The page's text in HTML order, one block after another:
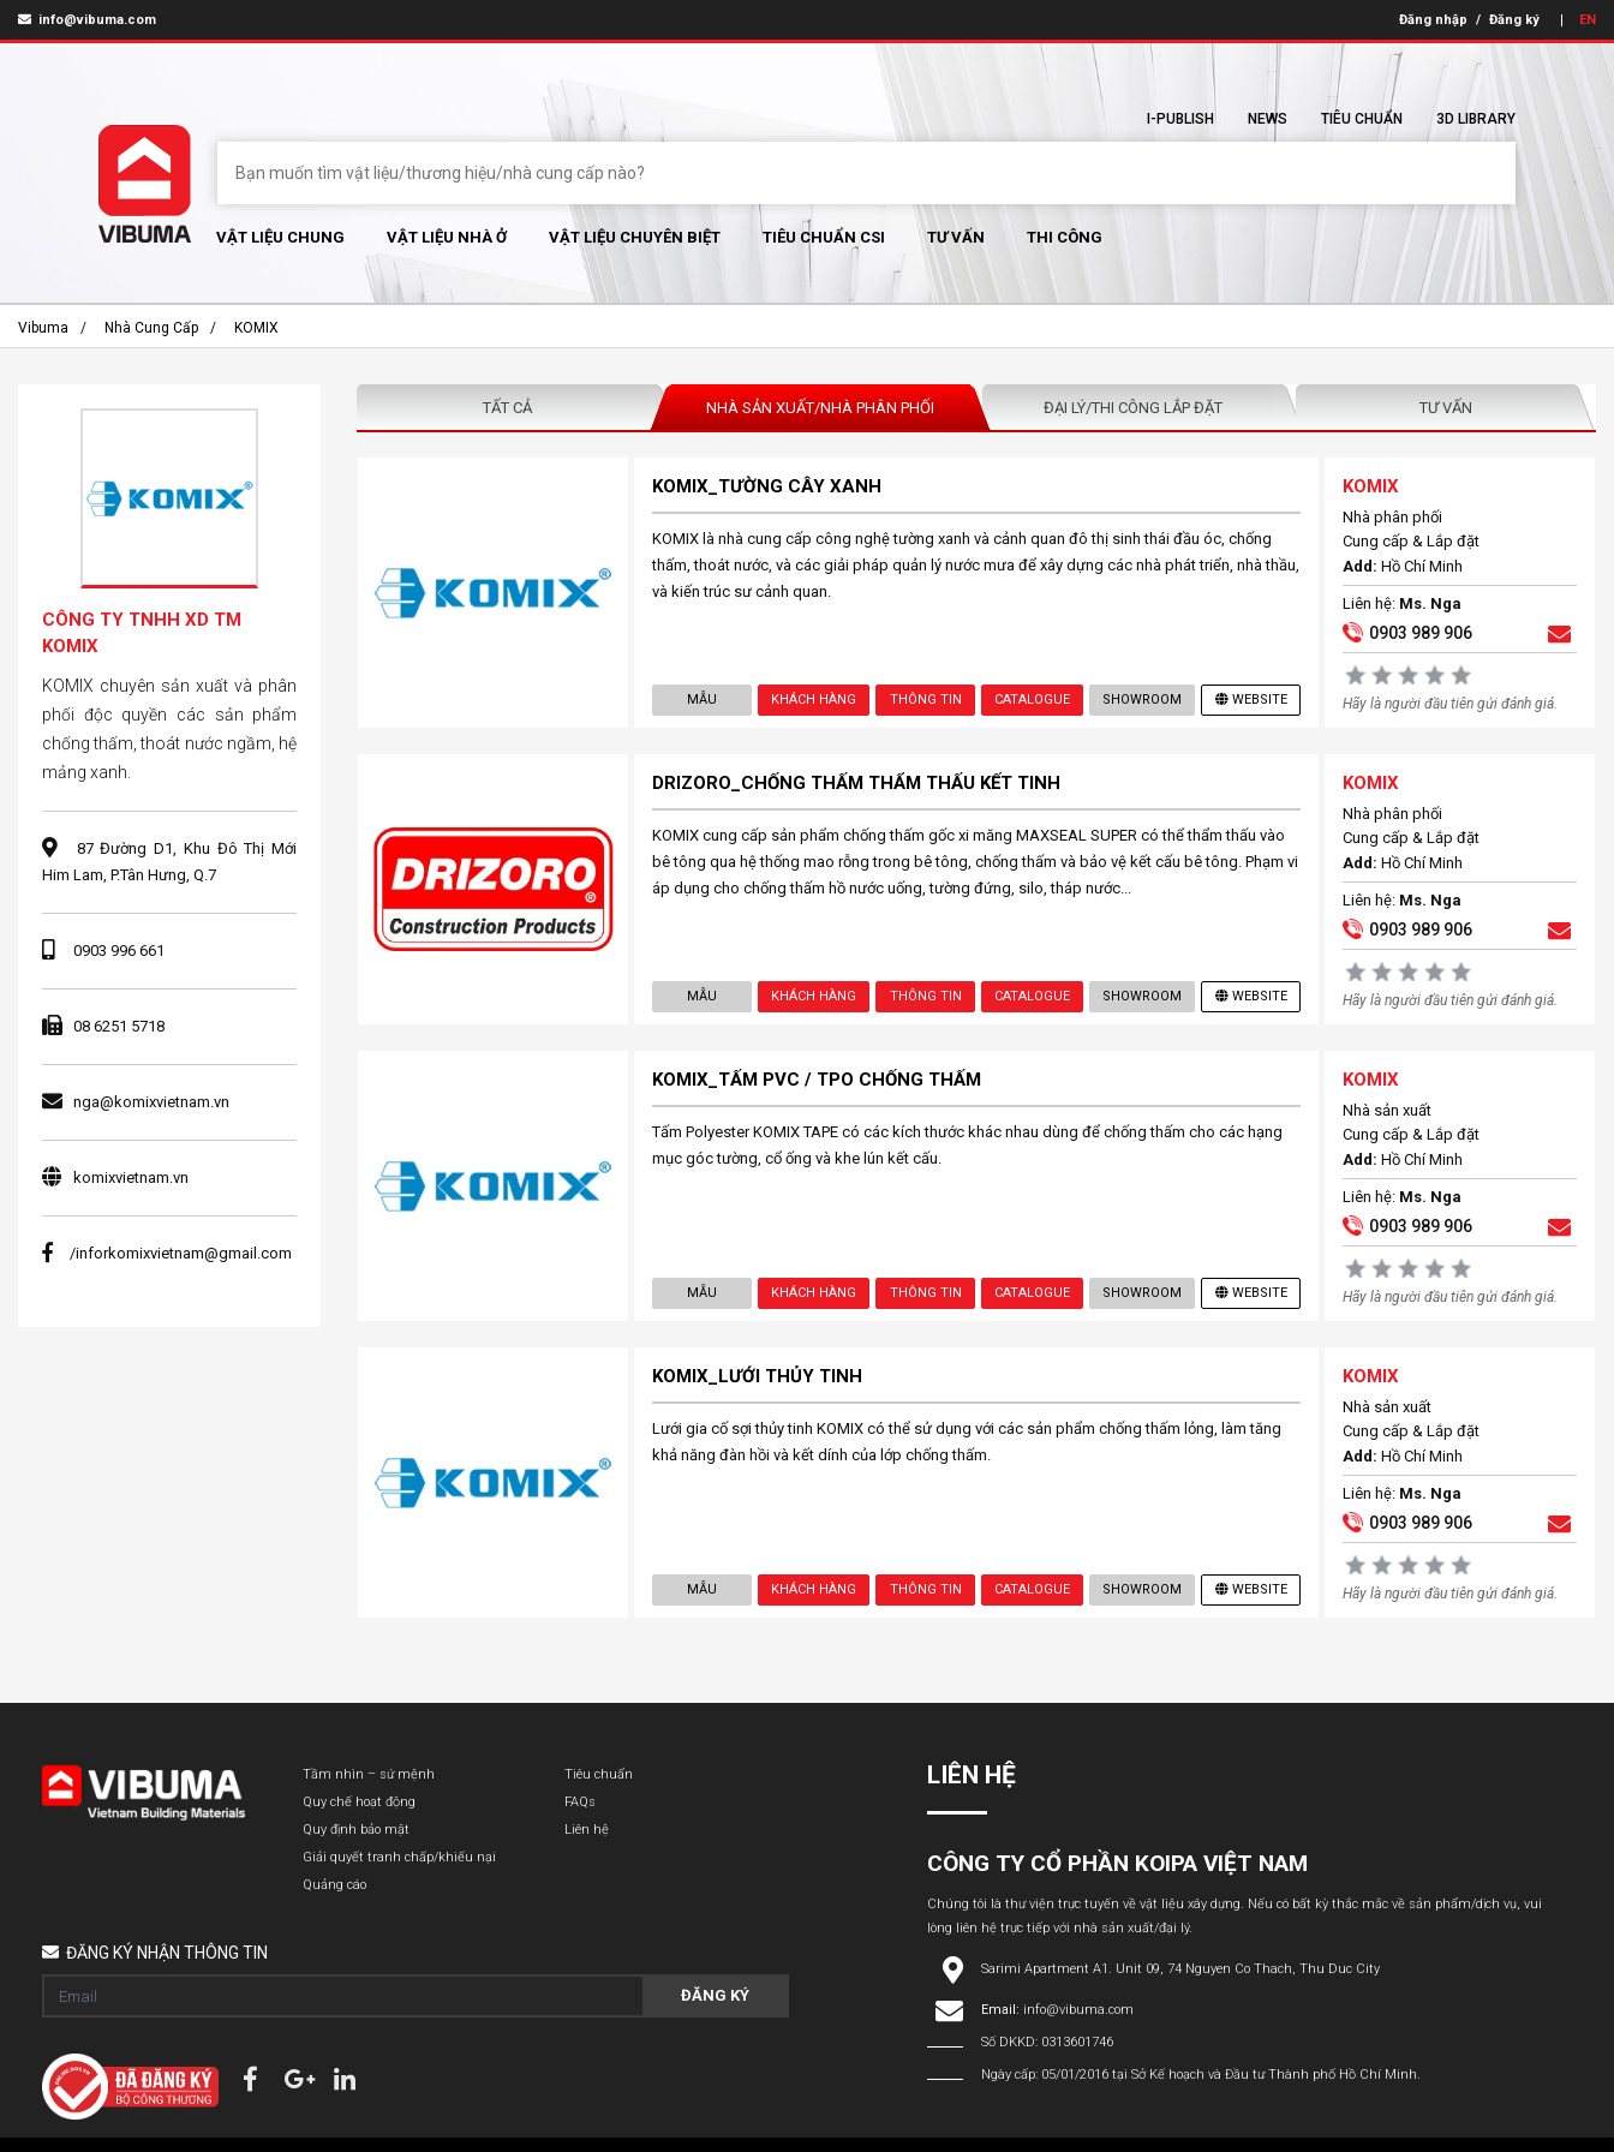
info@vibuma.com Đăng nhập / Đăng ký EN
I-PUBLISH NEWS TIÊU CHUẨN 3D LIBRARY
VẬT LIỆU CHUNG VẬT LIỆU NHÀ Ở VẬT LIỆU CHUYÊN BIỆT TIÊU CHUẨN CSI TƯ VẤN THI CÔNG
Vibuma Nhà Cung Cấp KOMIX
TẤT CẢ NHÀ SẢN XUẤT/NHÀ PHÂN PHỐI ĐẠI LÝ/THI CÔNG LẮP ĐẶT TƯ VẤN
KOMIX_TƯỜNG CÂY XANH
KOMIX là nhà cung cấp công nghệ tường xanh và cảnh quan đô thị sinh thái đầu óc, chống
thấm, thoát nước, và các giải pháp quản lý nước mưa để xây dựng các nhà phát triển, nhà thầu,
và kiến trúc sư cảnh quan.
MẪU KHÁCH HÀNG THÔNG TIN CATALOGUE SHOWROOM WEBSITE
KOMIX
Nhà phân phối
Cung cấp & Lắp đặt
Add: Hồ Chí Minh
Liên hệ: Ms. Nga
0903 989 906
Hãy là người đầu tiên gửi đánh giá.
DRIZORO_CHỐNG THẤM THẨM THẤU KẾT TINH
KOMIX cung cấp sản phẩm chống thấm gốc xi măng MAXSEAL SUPER có thể thẩm thấu vào
bê tông qua hệ thống mao rỗng trong bê tông, chống thấm và bảo vệ kết cấu bê tông. Phạm vi
áp dụng cho chống thấm hồ nước uống, tường đứng, silo, tháp nước...
MẪU KHÁCH HÀNG THÔNG TIN CATALOGUE SHOWROOM WEBSITE
KOMIX
Nhà phân phối
Cung cấp & Lắp đặt
Add: Hồ Chí Minh
Liên hệ: Ms. Nga
0903 989 906
Hãy là người đầu tiên gửi đánh giá.
KOMIX_TẤM PVC / TPO CHỐNG THẤM
Tấm Polyester KOMIX TAPE có các kích thước khác nhau dùng để chống thấm cho các hạng
mục góc tường, cổ ống và khe lún kết cấu.
MẪU KHÁCH HÀNG THÔNG TIN CATALOGUE SHOWROOM WEBSITE
KOMIX
Nhà sản xuất
Cung cấp & Lắp đặt
Add: Hồ Chí Minh
Liên hệ: Ms. Nga
0903 989 906
Hãy là người đầu tiên gửi đánh giá.
KOMIX_LƯỚI THỦY TINH
Lưới gia cố sợi thủy tinh KOMIX có thể sử dụng với các sản phẩm chống thấm lỏng, làm tăng
khả năng đàn hồi và kết dính của lớp chống thấm.
MẪU KHÁCH HÀNG THÔNG TIN CATALOGUE SHOWROOM WEBSITE
KOMIX
Nhà sản xuất
Cung cấp & Lắp đặt
Add: Hồ Chí Minh
Liên hệ: Ms. Nga
0903 989 906
Hãy là người đầu tiên gửi đánh giá.
CÔNG TY TNHH XD TM
KOMIX
KOMIX chuyên sản xuất và phân
phối độc quyền các sản phẩm
chống thấm, thoát nước ngầm, hệ
mảng xanh.
87 Đường D1, Khu Đô Thị Mới
Him Lam, P.Tân Hưng, Q.7
0903 996 661
08 6251 5718
nga@komixvietnam.vn
komixvietnam.vn
/inforkomixvietnam@gmail.com
Tầm nhìn – sứ mệnh
Quy chế hoạt động
Quy định bảo mật
Giải quyết tranh chấp/khiếu nại
Quảng cáo
Tiêu chuẩn
FAQs
Liên hệ
ĐĂNG KÝ NHẬN THÔNG TIN
ĐĂNG KÝ
LIÊN HỆ
CÔNG TY CỔ PHẦN KOIPA VIỆT NAM
Chúng tôi là thư viện trực tuyến về vật liệu xây dựng. Nếu có bất kỳ thắc mắc về sản phẩm/dịch vụ, vui
lòng liên hệ trực tiếp với nhà sản xuất/đại lý.
Sarimi Apartment A1. Unit 09, 74 Nguyen Co Thach, Thu Duc City
Email: info@vibuma.com
Số DKKD: 0313601746
Ngày cấp: 05/01/2016 tại Sở Kế hoạch và Đầu tư Thành phố Hồ Chí Minh.